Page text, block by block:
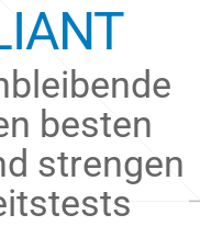
besten
strengen